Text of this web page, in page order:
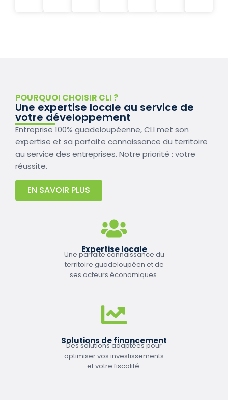
POURQUOI CHOISIR CLI ?
Une expertise locale au service de
votre développement
Entreprise 100% guadeloupéenne, CLI met son
expertise et sa parfaite connaissance du territoire
au service des entreprises. Notre priorité : votre
réussite.
EN SAVOIR PLUS
Expertise locale
Une parfaite connaissance du
territoire guadeloupéen et de
ses acteurs économiques.
Solutions de financement
Des solutions adaptées pour
optimiser vos investissements
et votre fiscalité.